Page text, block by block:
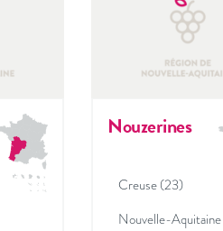
Nouzerines
Creuse (23)
Nouvelle-Aquitaine